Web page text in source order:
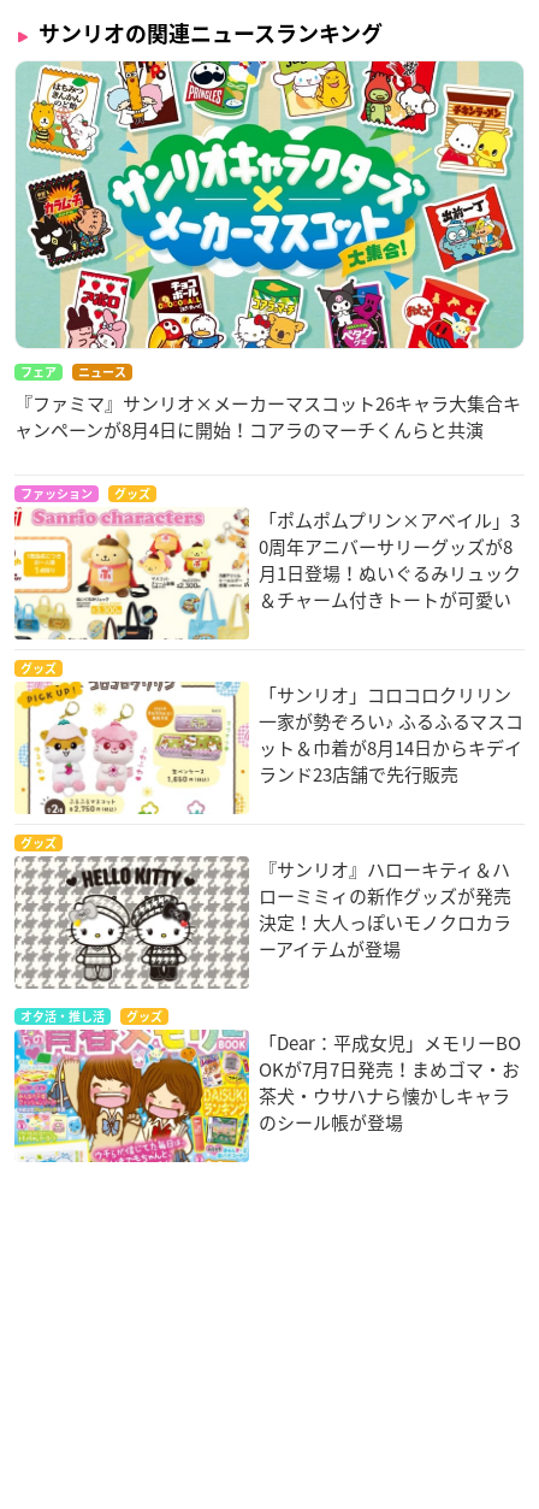
サンリオの関連ニュースランキング
フェア ニュース
『ファミマ』サンリオ×メーカーマスコット26キャラ大集合キ
ャンペーンが8月4日に開始！コアラのマーチくんらと共演
ファッション グッズ
「ポムポムプリン×アベイル」3
0周年アニバーサリーグッズが8
月1日登場！ぬいぐるみリュック
＆チャーム付きトートが可愛い
グッズ
「サンリオ」コロコロクリリン
一家が勢ぞろい♪ ふるふるマスコ
ット＆巾着が8月14日からキデイ
ランド23店舗で先行販売
グッズ
『サンリオ』ハローキティ＆ハ
ローミミィの新作グッズが発売
決定！大人っぽいモノクロカラ
ーアイテムが登場
オタ活・推し活 グッズ
「Dear：平成女児」メモリーBO
OKが7月7日発売！まめゴマ・お
茶犬・ウサハナら懐かしキャラ
のシール帳が登場